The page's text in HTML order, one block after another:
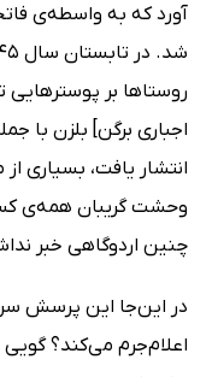
آورد که به‌ واسطه‌ی
روستاها بر پوسترهایی
اجباری برگن] بلزن با
انتشار یافت، بسیاری
وحشت گریبان همه‌ی‌
چنین اردوگاهی خبر
در این‌جا این پرسش
اعلام‌جرم می‌کند؟